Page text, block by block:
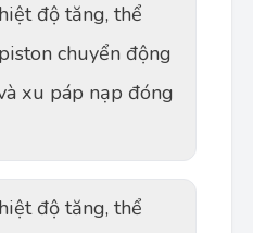
độ tăng, thể
chuyển động
xu páp nạp đóng
độ tăng, thể